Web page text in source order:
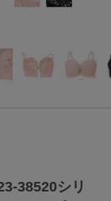
38520シリ